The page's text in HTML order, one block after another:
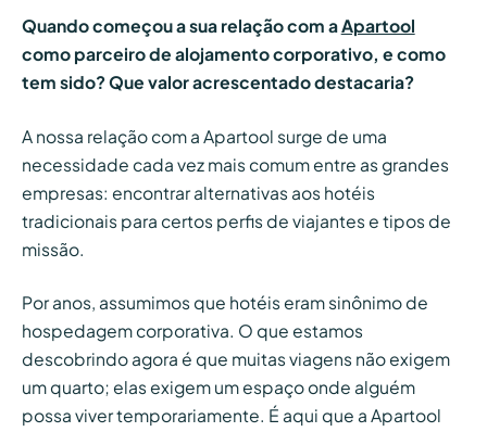
Quando começou a sua relação com aApartool
como parceiro de alojamento corporativo, e como
tem sido? Que valor acrescentado destacaria?
A nossa relação com a Apartool surge de uma
necessidade cada vez mais comum entre as grandes
empresas: encontrar alternativas aos hotéis
tradicionais para certos perfis de viajantes e tipos de
missão.
Por anos, assumimos que hotéis eram sinônimo de
hospedagem corporativa. O que estamos
descobrindo agora é que muitas viagens não exigem
um quarto; elas exigem um espaço onde alguém
possa viver temporariamente. É aqui que a Apartool